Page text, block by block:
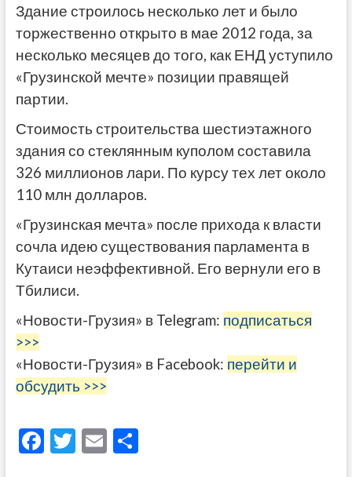
Здание строилось несколько лет и было
торжественно открыто в мае 2012 года, за
несколько месяцев до того, как ЕНД уступило
«Грузинской мечте» позиции правящей
партии.
Стоимость строительства шестиэтажного
здания со стеклянным куполом составила
326 миллионов лари. По курсу тех лет около
110 млн долларов.
«Грузинская мечта» после прихода к власти
сочла идею существования парламента в
Кутаиси неэффективной. Его вернули его в
Тбилиси.
«Новости-Грузия» в Telegram: подписаться
>>>
«Новости-Грузия» в Facebook: перейти и
обсудить >>>
F T E О